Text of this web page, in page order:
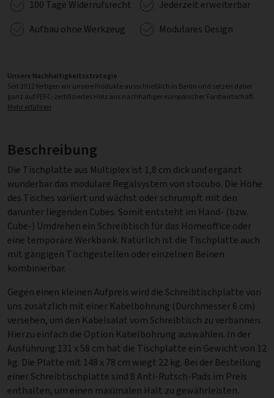
100 Tage Widerrufsrecht
Jederzeit erweiterbar
Aufbau ohne Werkzeug
Modulares Design
Unsere Nachhaltigkeitsstrategie
Seit 2012 fertigen wir unsere Produkte ausschließlich in Berlin und setzen dabei
ganz auf PEFC-zertifiziertes Holz aus nachhaltiger europäischer Forstwirtschaft.
Mehr erfahren
Beschreibung
Die Tischplatte aus Multiplex ist 1,8 cm dick und ergänzt
wunderbar das modulare Regalsystem von stocubo. Die Höhe
des Tisches variiert und wächst oder schrumpft mit den
darunter liegenden Cubes. Somit entsteht im Hand- (bzw.
Cube-) Umdrehen ein Schreibtisch für das Homeoffice oder
eine temporäre Werkbank. Natürlich ist die Tischplatte auch
mit gängigen Tischgestellen oder einzelnen Beinen
kombinierbar.
Gegen einen kleinen Aufpreis wird die Schreibtischplatte von
uns zusätzlich mit einer Kabelbohrung (Durchmesser 6 cm)
versehen, um den Kabelsalat vom Schreibtisch zu verbannen.
Hierzu einfach die Option Kabelbohrung auswählen. In der
Ausführung 131 x 58 cm hat die Tischplatte ein Gewicht von 12
kg. Die Platte mit 148 x 78 cm wiegt 22 kg. Bei der Bestellung
einer Schreibtischplatte sind 8 Anti-Rutsch-Pads im Preis
enthalten, um einen maximalen Halt zu gewährleisten.